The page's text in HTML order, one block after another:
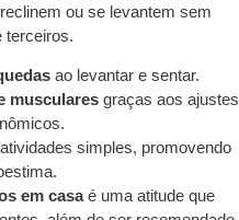
ou se levantem sem
terceiros.
ao levantar e sentar.
musculares graças aos ajustes
simples, promovendo
em casaé uma atitude que